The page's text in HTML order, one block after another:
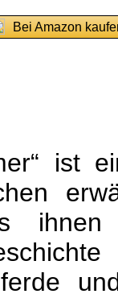
Bei Amazon
ist